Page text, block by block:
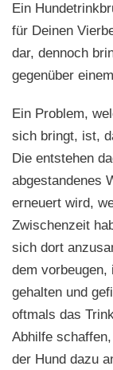
Ein
für Deinen
dar, dennoch
gegenüber
Ein Problem,
sich bringt, ist,
Die entstehen
abgestandenes
erneuert wird,
Zwischenzeit
sich dort
dem vorbeugen,
gehalten und
oftmals das
Abhilfe
der Hund dazu